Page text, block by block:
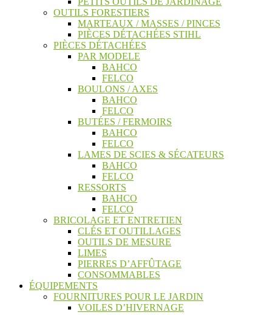
OUTILS FORESTIERS
MARTEAUX / MASSES / PINCES
PIÈCES DÉTACHÉES STIHL
PIÈCES DÉTACHÉES
PAR MODELE
BAHCO
FELCO
BOULONS / AXES
BAHCO
FELCO
BUTÉES / FERMOIRS
BAHCO
FELCO
LAMES DE SCIES & SÉCATEURS
BAHCO
FELCO
RESSORTS
BAHCO
FELCO
BRICOLAGE ET ENTRETIEN
CLÉS ET OUTILLAGES
OUTILS DE MESURE
LIMES
PIERRES D’AFFÛTAGE
CONSOMMABLES
ÉQUIPEMENTS
FOURNITURES POUR LE JARDIN
VOILES D’HIVERNAGE